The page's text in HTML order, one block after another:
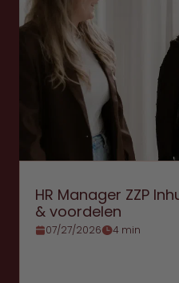
HR Manager ZZP
& voordelen
07/27/2026 4 min